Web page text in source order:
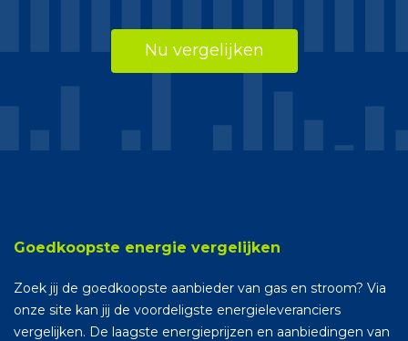
Nu vergelijken
Goedkoopste energie vergelijken
Zoek jij de goedkoopste aanbieder van gas en stroom? Via
onze site kan jij de voordeligste energieleveranciers
vergelijken. De laagste energieprijzen en aanbiedingen van